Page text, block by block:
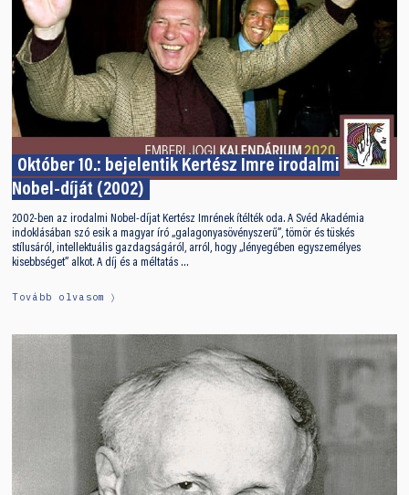
Október 10.: bejelentik Kertész Imre irodalmi
Nobel-díját (2002)
2002-ben az irodalmi Nobel-díjat Kertész Imrének ítélték oda. A Svéd Akadémia
indoklásában szó esik a magyar író „galagonyasövényszerű”, tömör és tüskés
stílusáról, intellektuális gazdagságáról, arról, hogy „lényegében egyszemélyes
kisebbséget” alkot. A díj és a méltatás …
Tovább olvasom